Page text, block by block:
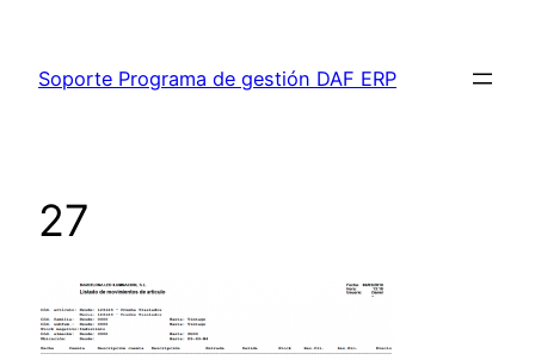
contenido
Soporte Programa de gestión DAF ERP
27